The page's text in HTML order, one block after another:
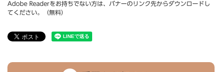
Adobe Readerをお持ちでない方は、バナーのリンク先からダウンロードし
てください。（無料）